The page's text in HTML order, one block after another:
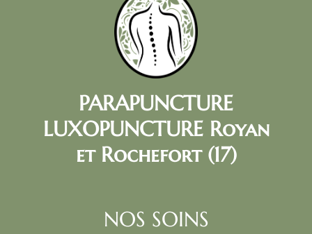
PARAPUNCTURE
LUXOPUNCTURE Royan
et Rochefort (17)
NOS SOINS